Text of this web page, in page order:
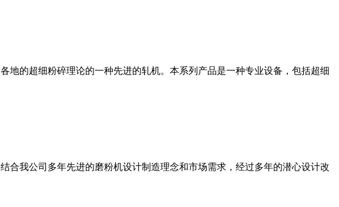
地的超细粉碎理论的一种先进的轧机。本系列产品是一种专业设备，包括超细
合我公司多年先进的磨粉机设计制造理念和市场需求，经过多年的潜心设计改